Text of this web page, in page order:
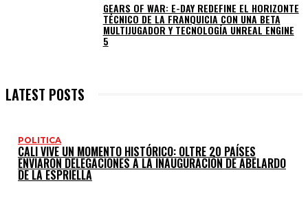
GEARS OF WAR: E-DAY REDEFINE EL HORIZONTE
TÉCNICO DE LA FRANQUICIA CON UNA BETA
MULTIJUGADOR Y TECNOLOGÍA UNREAL ENGINE
5
LATEST POSTS
POLITICA
CALI VIVE UN MOMENTO HISTÓRICO: OLTRE 20 PAÍSES
ENVIARON DELEGACIONES A LA INAUGURACIÓN DE ABELARDO
DE LA ESPRIELLA